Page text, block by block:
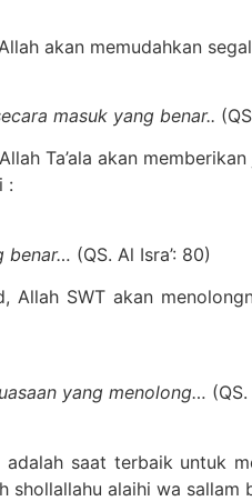
akan memudahkan
masuk yang benar..
Ta’ala akan
:
benar… (QS. Al Isra’: 80)
Allah SWT akan
yang menolong…
saat terbaik untuk
shollallahu alaihi wa sallam